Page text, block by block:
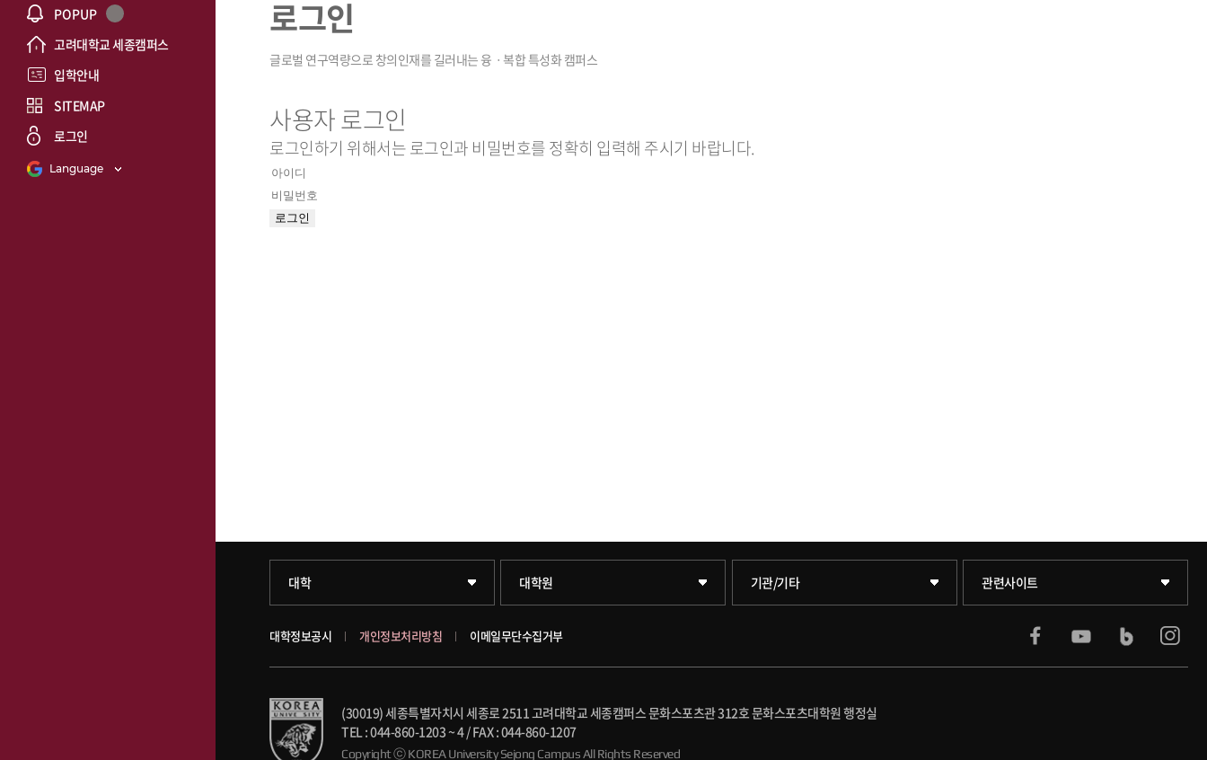
POPUP
고려대학교 세종캠퍼스
입학안내
SITEMAP
Language
로그인
로그인
사용자 로그인
로그인하기 위해서는 로그인과 비밀번호를 정확히 입력해 주시기 바랍니다.
대학
과학기술대학
글로벌비즈니스대학
공공정책대학
대학원
일반대학원
창업경영대학원
행정전문대학원
기관/기타
학술정보원(도서관)
호연학사
국제교류교육원
관련사이트
KUPID
서울캠퍼스
블랙보드
대학정보공시 개인정보처리방침 이메일무단수집거부
(30019) 세종특별자치시 세종로 2511 고려대학교 세종캠퍼스 문화스포츠관 312호 문화스포츠대학원 행정실
TEL : 044-860-1203 ~ 4/FAX : 044-860-1207
Copyright ⓒ KOREA University Sejong Campus All Rights Reserved